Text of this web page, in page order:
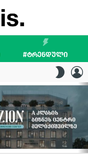
#ᲢᲠᲔᲜᲓᲣᲚᲘ
SKIN